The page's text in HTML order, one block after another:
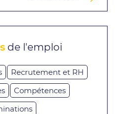
de l'emploi
Recrutement et RH
Compétences